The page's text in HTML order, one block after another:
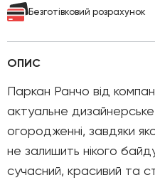
Безготівковий розрахунок
ОПИС
Паркан Ранчо від
актуальне
огородженні, завдяки
не залишить нікого
сучасний, красивий та